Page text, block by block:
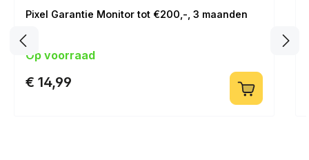
Pixel Garantie Monitor tot €200,-, 3 maanden
Op voorraad
€ 14,99